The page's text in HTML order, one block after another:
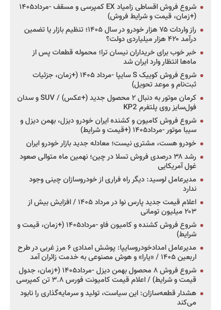
شروع فروش اقساطی زامیاد EX کمپرسی و مسقف -مرداد۱۴۰۵
(+زمان، قیمت و شرایط فروش)
راز واردات ۷۵ هزار خودرو در سال ۱۴۰۵؛ تنظیم بازار یا تضمین
درآمد ۴۲۰ هزار میلیاردی دولت؟
خبر خوب برای خریداران نیسان ترا؛ محموله قطعات پس از
ماه‌ها انتظار وارد ایران شد
شروع فروش کوییک S سایپا -مرداد ۱۴۰۵ (+زمان، جزئیات
ثبت‌نام و موعد تحویل)
کرمان موتور به دنبال ۲ محصول جدید (+عکس) / SUV و سدان
فول‌سایز روی پلتفرم KP2
شروع فروش کامیون و کشنده ایران خودرو دیزل، بهمن دیزل و
سیبا موتور -مرداد۱۴۰۵ (+قیمت و شرایط)
خودرو هست، مشتری نیست؛ معادله جدید بازار خودرو ایران
رشد ۳۸ درصدی فروش تسلا در چین؛ نهمین ماه متوالی صعود
غول آمریکایی
مدیرعامل لوسید: دیگر راه فراری از خودروسازان چینی وجود
ندارد
اعلام قیمت جدید پارس نوا در مرداد ۱۴۰۵ / افزایش بیش از
۲۰۳ میلیون تومانی
شروع فروش کشنده و کامیون فاو -مرداد۱۴۰۵ (+زمان، قیمت و
شرایط)
مدیرعامل امدادخودروسایپا: پوشش امدادی ۶ مرز غربی در طرح
اربعین ۱۴۰۵ / «یارا» و هوش مصنوعی به خدمت زائران آمد
شروع فروش ۸ محصول بهمن دیزل -مرداد۱۴۰۵ (+زمان، جدول
قیمت و شرایط) / اعلام قیمت کامیونت فورس ۳.۸ تن کمپرسی
هشدار قطعه‌سازان: این سیاست، تولید و سرمایه‌گذاری را نابود
می‌کند